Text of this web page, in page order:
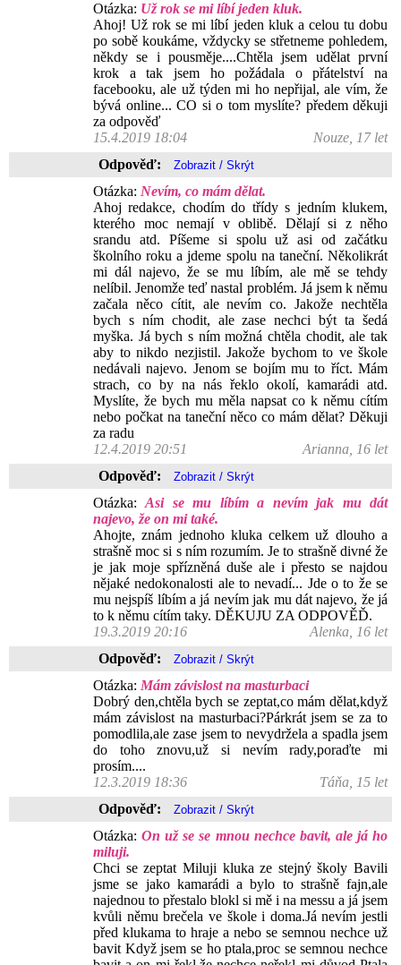
Otázka: Už rok se mi líbí jeden kluk.
Ahoj! Už rok se mi líbí jeden kluk a celou tu dobu
po sobě koukáme, vždycky se střetneme pohledem,
někdy se i pousměje....Chtěla jsem udělat první
krok a tak jsem ho požádala o přátelství na
facebooku, ale už týden mi ho nepřijal, ale vím, že
bývá online... CO si o tom myslíte? předem děkuji
za odpověď
15.4.2019 18:04
Nouze, 17 let
Odpověď:
Otázka: Nevím, co mám dělat.
Ahoj redakce, chodím do třídy s jedním klukem,
kterého moc nemají v oblibě. Dělají si z něho
srandu atd. Píšeme si spolu už asi od začátku
školního roku a jdeme spolu na taneční. Několikrát
mi dál najevo, že se mu líbím, ale mě se tehdy
nelíbil. Jenomže teď nastal problém. Já jsem k němu
začala něco cítit, ale nevím co. Jakože nechtěla
bych s ním chodit, ale zase nechci být ta šedá
myška. Já bych s ním možná chtěla chodit, ale tak
aby to nikdo nezjistil. Jakože bychom to ve škole
nedávali najevo. Jenom se bojím mu to říct. Mám
strach, co by na nás řeklo okolí, kamarádi atd.
Myslíte, že bych mu měla napsat co k němu cítím
nebo počkat na taneční něco co mám dělat? Děkuji
za radu
12.4.2019 20:51
Arianna, 16 let
Odpověď:
Otázka:Asi se mu líbím a nevím jak mu dát
najevo, že on mi také.
Ahojte, znám jednoho kluka celkem už dlouho a
strašně moc si s ním rozumím. Je to strašně divné že
je jak moje spřízněná duše ale i přesto se najdou
nějaké nedokonalosti ale to nevadí... Jde o to že se
mu nejspíš líbím a já nevím jak mu dát najevo, že já
to k němu cítím taky. DĚKUJU ZA ODPOVĚĎ.
19.3.2019 20:16
Alenka, 16 let
Odpověď:
Otázka: Mám závislost na masturbaci
Dobrý den,chtěla bych se zeptat,co mám dělat,když
mám závislost na masturbaci?Párkrát jsem se za to
pomodlila,ale zase jsem to nevydržela a spadla jsem
do toho znovu,už si nevím rady,poraďte mi
prosím....
12.3.2019 18:36
Táňa, 15 let
Odpověď:
Otázka:On už se se mnou nechce bavit, ale já ho
miluji.
Chci se zeptat Miluji kluka ze stejný školy Bavili
jsme se jako kamarádi a bylo to strašně fajn,ale
najednou to přestalo blokl si mě i na messu a já jsem
kvůli němu brečela ve škole i doma.Já nevím jestli
před klukama to hraje a nebo se semnou nechce už
bavit Když jsem se ho ptala,proc se semnou nechce